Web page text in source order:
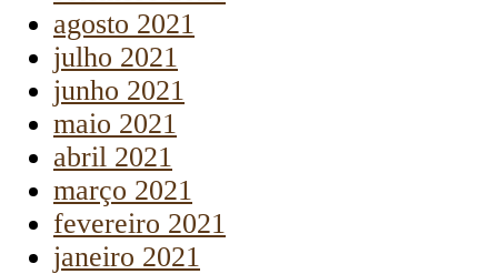
agosto 2021
julho 2021
junho 2021
maio 2021
abril 2021
março 2021
fevereiro 2021
janeiro 2021